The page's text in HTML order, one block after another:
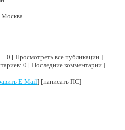
Москва
0 [ Просмотреть все публикации ]
0 [ Последние комментарии ]
E-Mail] [написать ПС]